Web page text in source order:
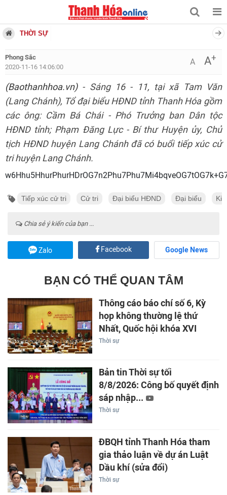
THỜI SỰ
Phong Sắc
2020-11-16 14:06:00
A A+
(Baothanhhoa.vn)- Sáng 16 - 11, tại xã Tam Văn
(Lang Chánh), Tổ đại biểu HĐND tỉnh Thanh Hóa gồm
các ông: Cầm Bá Chái - Phó Trưởng ban Dân tộc
HĐND tỉnh; Phạm Đăng Lực - Bí thư Huyện ủy, Chủ
tịch HĐND huyện Lang Chánh đã có buổi tiếp xúc cử
tri huyện Lang Chánh.
Tiếp xúc cử tri Cử tri Đại biểu HĐND Đại biểu
Chia sẻ ý kiến của bạn ...
Zalo Facebook Google News
BẠN CÓ THỂ QUAN TÂM
Thông cáo báo chí số 6, Kỳ
họp không thường lệ thứ
Nhất, Quốc hội khóa XVI
Thời sự
Bản tin Thời sự tối
8/8/2026: Công bố quyết định
sáp nhập...
Thời sự
ĐBQH tỉnh Thanh Hóa tham
gia thảo luận về dự án Luật
Dầu khí (sửa đổi)
Thời sự